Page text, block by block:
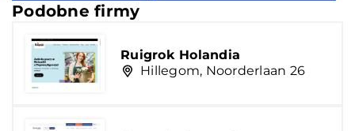
Podobne firmy
Ruigrok Holandia
Hillegom, Noorderlaan 26